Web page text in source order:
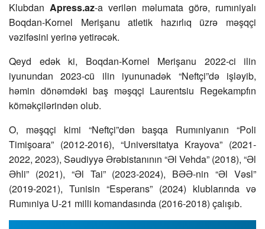
Klubdan Apress.az-a verilən məlumata görə, rumıniyalı
Boqdan-Kornel Merişanu atletik hazırlıq üzrə məşqçi
vəzifəsini yerinə yetirəcək.
Qeyd edək ki, Boqdan-Kornel Merişanu 2022-ci ilin
iyunundan 2023-cü ilin iyununadək “Neftçi”də işləyib,
həmin dönəmdəki baş məşqçi Laurentsiu Regekampfın
köməkçilərindən olub.
O, məşqçi kimi “Neftçi”dən başqa Rumıniyanın “Poli
Timişoara” (2012-2016), “Universitatya Krayova” (2021-
2022, 2023), Səudiyyə Ərəbistanının “Əl Vehda” (2018), “Əl
Əhli” (2021), “Əl Tai” (2023-2024), BƏƏ-nin “Əl Vəsl”
(2019-2021), Tunisin “Esperans” (2024) klublarında və
Rumıniya U-21 milli komandasında (2016-2018) çalışıb.